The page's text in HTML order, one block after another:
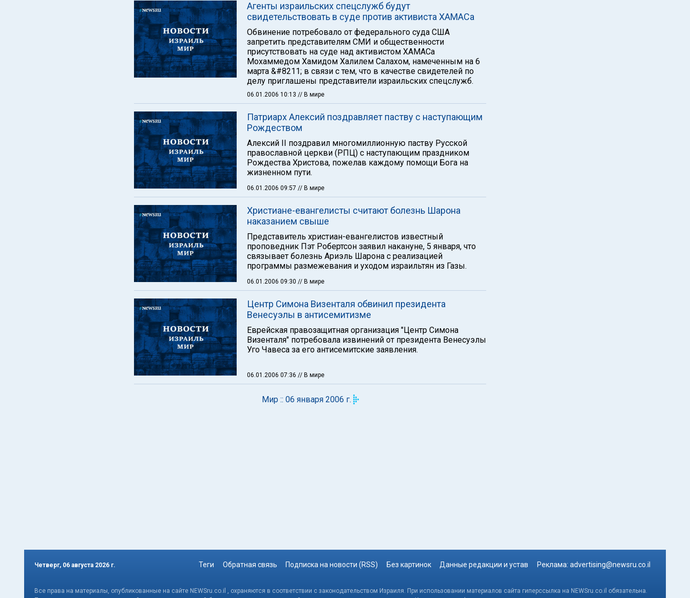
Агенты израильских спецслужб будут
свидетельствовать в суде против активиста ХАМАСа
Обвинение потребовало от федерального суда США
запретить представителям СМИ и общественности
присутствовать на суде над активистом ХАМАСа
Мохаммедом Хамидом Халилем Салахом, намеченным на 6
марта &#8211; в связи с тем, что в качестве свидетелей по
делу приглашены представители израильских спецслужб.
06.01.2006 10:13 // В мире
Патриарх Алексий поздравляет паству с наступающим
Рождеством
Алексий II поздравил многомиллионную паству Русской
православной церкви (РПЦ) с наступающим праздником
Рождества Христова, пожелав каждому помощи Бога на
жизненном пути.
06.01.2006 09:57 // В мире
Христиане-евангелисты считают болезнь Шарона
наказанием свыше
Представитель христиан-евангелистов известный
проповедник Пэт Робертсон заявил накануне, 5 января, что
связывает болезнь Ариэль Шарона с реализацией
программы размежевания и уходом израильтян из Газы.
06.01.2006 09:30 // В мире
Центр Симона Визенталя обвинил президента
Венесуэлы в антисемитизме
Еврейская правозащитная организация "Центр Симона
Визенталя" потребовала извинений от президента Венесуэлы
Уго Чавеса за его антисемитские заявления.
06.01.2006 07:36 // В мире
Мир :: 06 января 2006 г.
Четверг, 06 августа 2026 г. Теги Обратная связь Подписка на новости (RSS) Без картинок Данные редакции и устав Реклама: advertising@newsru.co.il
Все права на материалы, опубликованные на сайте NEWSru.co.il , охраняются в соответствии с законодательством Израиля. При использовании материалов сайта гиперссылка на NEWSru.co.il обязательна.